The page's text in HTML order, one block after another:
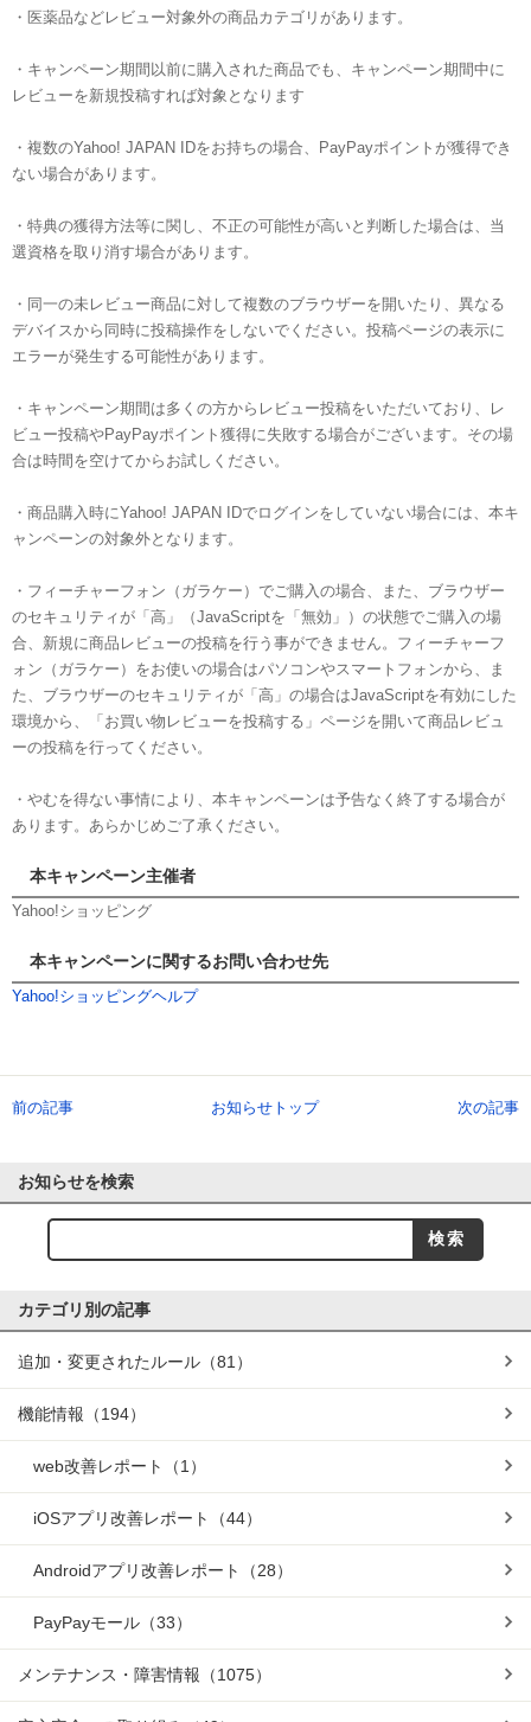
・医薬品などレビュー対象外の商品カテゴリがあります。
・キャンペーン期間以前に購入された商品でも、キャンペーン期間中に
レビューを新規投稿すれば対象となります
・複数のYahoo! JAPAN IDをお持ちの場合、PayPayポイントが獲得でき
ない場合があります。
・特典の獲得方法等に関し、不正の可能性が高いと判断した場合は、当
選資格を取り消す場合があります。
・同一の未レビュー商品に対して複数のブラウザーを開いたり、異なる
デバイスから同時に投稿操作をしないでください。投稿ページの表示に
エラーが発生する可能性があります。
・キャンペーン期間は多くの方からレビュー投稿をいただいており、レ
ビュー投稿やPayPayポイント獲得に失敗する場合がございます。その場
合は時間を空けてからお試しください。
・商品購入時にYahoo! JAPAN IDでログインをしていない場合には、本キ
ャンペーンの対象外となります。
・フィーチャーフォン（ガラケー）でご購入の場合、また、ブラウザー
のセキュリティが「高」（JavaScriptを「無効」）の状態でご購入の場
合、新規に商品レビューの投稿を行う事ができません。フィーチャーフ
ォン（ガラケー）をお使いの場合はパソコンやスマートフォンから、ま
た、ブラウザーのセキュリティが「高」の場合はJavaScriptを有効にした
環境から、「お買い物レビューを投稿する」ページを開いて商品レビュ
ーの投稿を行ってください。
・やむを得ない事情により、本キャンペーンは予告なく終了する場合が
あります。あらかじめご了承ください。
本キャンペーン主催者
Yahoo!ショッピング
本キャンペーンに関するお問い合わせ先
Yahoo!ショッピングヘルプ
前の記事 お知らせトップ 次の記事
お知らせを検索
カテゴリ別の記事
追加・変更されたルール （81）
機能情報 （194）
web改善レポート （1）
iOSアプリ改善レポート （44）
Androidアプリ改善レポート （28）
PayPayモール （33）
メンテナンス・障害情報 （1075）